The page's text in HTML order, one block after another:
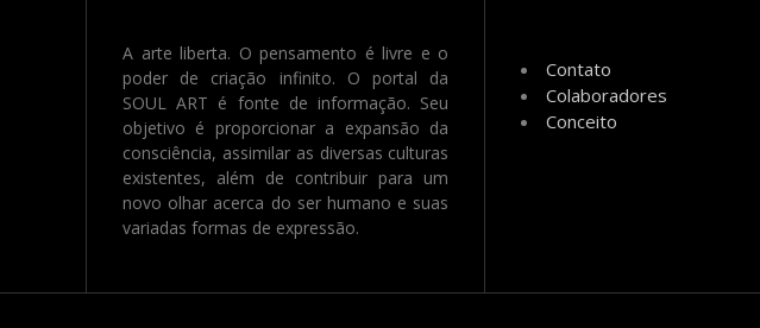
A arte liberta. O pensamento é livre e o
poder de criação infinito. O portal da
SOUL ART é fonte de informação. Seu
objetivo é proporcionar a expansão da
consciência, assimilar as diversas culturas
existentes, além de contribuir para um
novo olhar acerca do ser humano e suas
variadas formas de expressão.
Contato
Colaboradores
Conceito